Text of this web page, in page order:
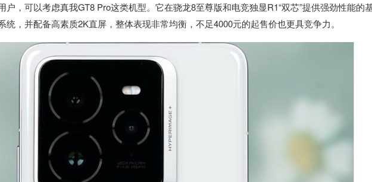
户，可以考虑真我GT8 Pro这类机型。它在骁龙8至尊版和电竞独显R1“双芯”提供强劲性能的
，并配备高素质2K直屏，整体表现非常均衡，不足4000元的起售价也更具竞争力。